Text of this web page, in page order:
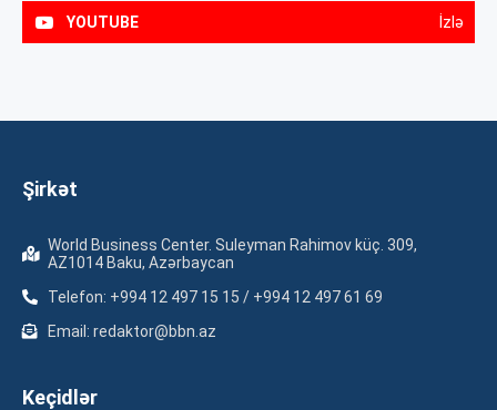
YOUTUBE İzlə
Şirkət
World Business Center. Suleyman Rahimov küç. 309,
AZ1014 Baku, Azərbaycan
Telefon: +994 12 497 15 15 / +994 12 497 61 69
Email: redaktor@bbn.az
Keçidlər